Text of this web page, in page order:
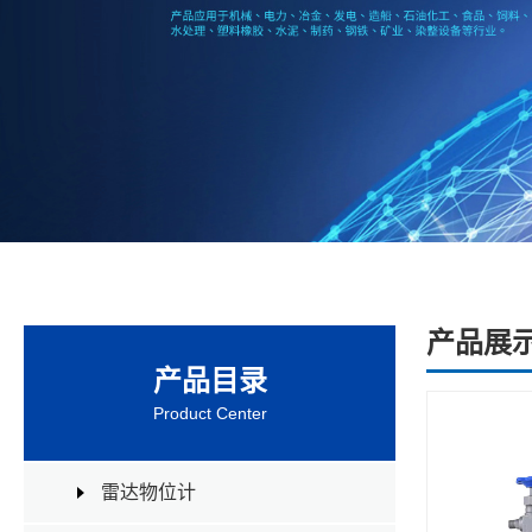
产品目录
Product Center
雷达物位计
产品展